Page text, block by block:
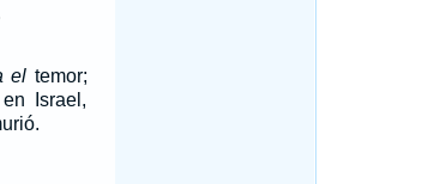
el temor;
Israel,